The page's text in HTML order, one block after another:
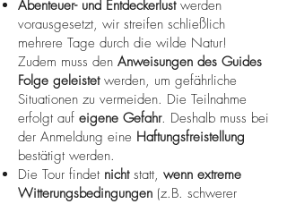
Abenteuer- und Entdeckerlust werden
vorausgesetzt, wir streifen schließlich
mehrere Tage durch die wilde Natur!
Zudem muss den Anweisungen des Guides
Folge geleistet werden, um gefährliche
Situationen zu vermeiden. Die Teilnahme
erfolgt auf eigene Gefahr. Deshalb muss bei
der Anmeldung eine Haftungsfreistellung
bestätigt werden.
Die Tour findet nicht statt, wenn extreme
Witterungsbedingungen (z.B. schwerer